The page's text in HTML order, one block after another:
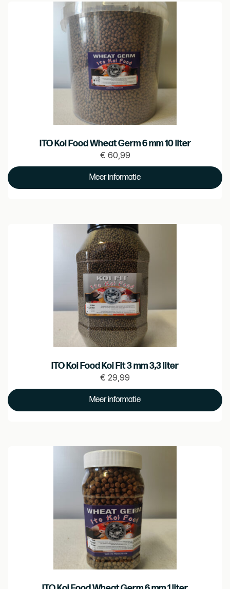
ITO Koi Food Wheat Germ 6 mm 10 liter
€ 60,99
Prijs
€
Meer informatie
ITO Koi Food Koi Fit 3 mm 3,3 liter
€ 29,99
Prijs
€
Meer informatie